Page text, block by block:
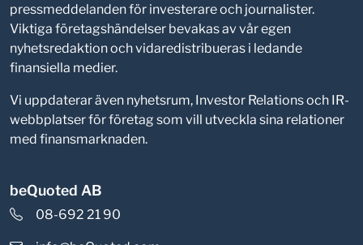
pressmeddelanden för investerare och journalister.
Viktiga företagshändelser bevakas av vår egen
nyhetsredaktion och vidaredistribueras i ledande
finansiella medier.
Vi uppdaterar även nyhetsrum, Investor Relations och IR-
webbplatser för företag som vill utveckla sina relationer
med finansmarknaden.
beQuoted AB
08-692 21 90